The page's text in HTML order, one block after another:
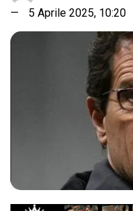
5 Aprile 2025, 10:20